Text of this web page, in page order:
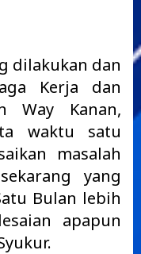
dilakukan dan
Kerja dan
Way Kanan,
waktu satu
masalah
yang
Bulan lebih
apapun